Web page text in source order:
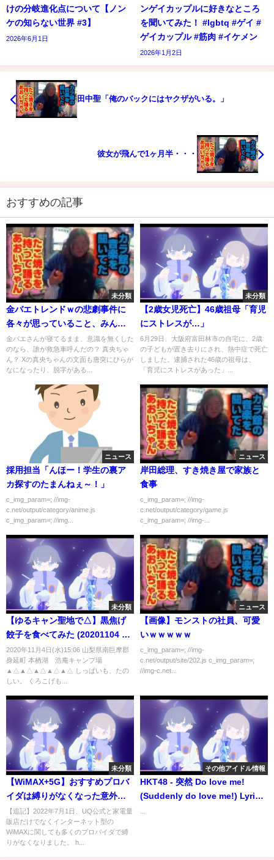
けの分岐進化点について【ノン
ケの知らない世界 #3】
2026年6月1日
ンゲイカップルに好きなところ
を聞いてみた！ #lgbtq #ゲイ #
ゲイカップル #筋肉 #イケメン
2026年1月2日
田中聖「俺のバックにはヤクザがいる。」
彼女が飛んで1ヶ月半・・・
おすすめの記事
未分類
金バエトレンドｗの悲劇事件に
各々が思っていること、みんな
ー金バエに元気を分けてくれ
ー、元気だまを送るのはいまし
かねー！！真央ちゃんは特大の
金バエさんが寝てるまま、意識を無くした
のなら、誰が救急車呼んだの？ 真央ちゃ
ん？ Xの真央ちゃんの文面も唐突にひらが
なになったり、脱字がある...
未分類
【2歳女児死亡】46歳祖母「育児
にストレスが…」
6月29日、大阪府富田林市の自宅に、2歳
の子どもが置き去りにされ、熱中症で死亡
しました。逮捕された46歳の祖母は、
「育児にストレスがあった」...
ニュース
採用担当「んほー！学生の裏ア
カ探すのたまんねぇ～！」
c_img_param=; //img-
c.net/output/category/anime.js
c_img_param=; //img...
ニュース
岸田総理、すき焼き屋で家族と
食事
c_img_param=; //img-
c.net/output/category/game.js
c_img_param=; //img-...
未分類
【ゆるキャン聖地で△】黒焦げ
餃子を食べてみた (20201104 浩
庵)
2020年11月4日(水)15:06 山梨県南巨摩郡
身延町 本栖湖 浩庵キャンプ場
▲△▲△▲△▲△▲△ しっぱいも、たの
しい。 くろこげも...
ニュース
【画像】モンストの社員、可愛
いｗｗｗｗｗ
c_img_param=; //img-
c.net/output/site/202.js c_img_param=;
//img-c.net...
未分類
【WiMAX+5G】おすすめプロバ
イダは縛りがなくなった意外な
あそこ！？【2年,3年契約プラン
終了】
【追記】2022年7月1日、UQ公式と家電量
販店だけでなくインターネット型の
WiMAXに関しても多くのプロバイダで縛
りがなくなりました。 h...
その他アイドル情報
HKT48 - 突然 Do love me!
(Suddenly do love me!) Lyrics